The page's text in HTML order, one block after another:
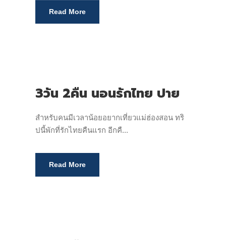
Read More
3วัน 2คืน นอนรักไทย ปาย
สำหรับคนมีเวลาน้อยอยากเที่ยวแม่ฮ่องสอน ทริ
ปนี้พักที่รักไทยคืนแรก อีกคื...
Read More